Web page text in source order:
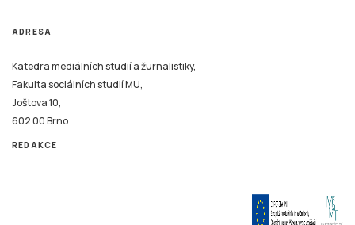
ADRESA
Katedra mediálních studií a žurnalistiky,
Fakulta sociálních studií MU,
Joštova 10,
602 00 Brno
REDAKCE